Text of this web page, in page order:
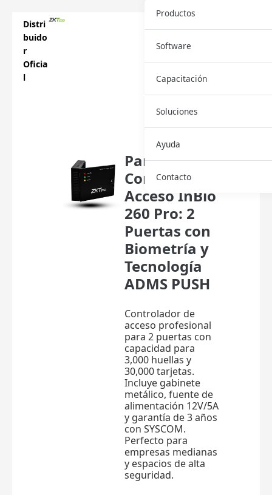
Distri
buido
r
Oficia
l
Panel de
Control de
Acceso InBio
260 Pro: 2
Puertas con
Biometría y
Tecnología
ADMS PUSH
Controlador de
acceso profesional
para 2 puertas con
capacidad para
3,000 huellas y
30,000 tarjetas.
Incluye gabinete
metálico, fuente de
alimentación 12V/5A
y garantía de 3 años
con SYSCOM.
Perfecto para
empresas medianas
y espacios de alta
seguridad.
Productos
Software
Capacitación
Soluciones
Ayuda
Contacto